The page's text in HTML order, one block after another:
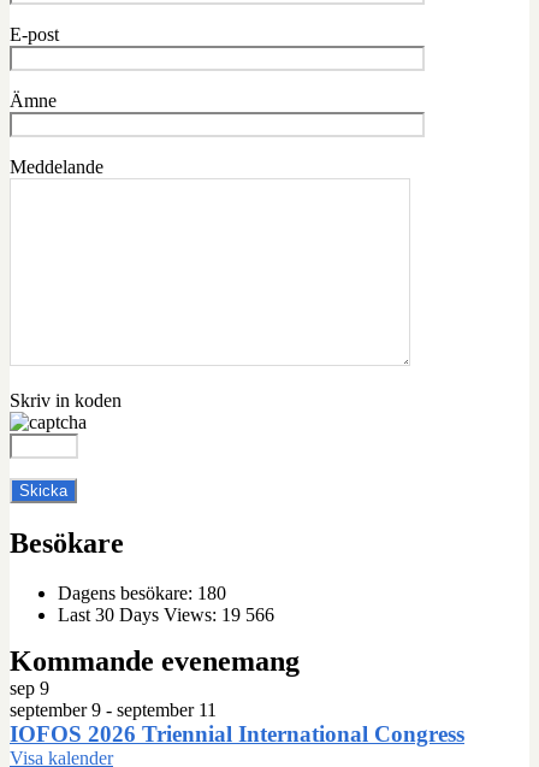
E-post
Ämne
Meddelande
Skriv in koden
Besökare
Dagens besökare: 180
Last 30 Days Views: 19 566
Kommande evenemang
sep 9
september 9 - september 11
IOFOS 2026 Triennial International Congress
Visa kalender